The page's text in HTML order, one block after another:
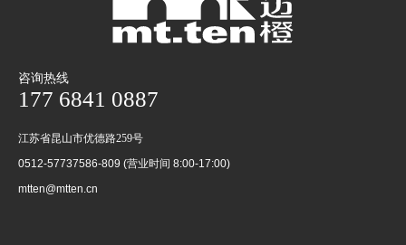
咨询热线
177 6841 0887
江苏省昆山市优德路259号
0512-57737586-809 (营业时间 8:00-17:00)
mtten@mtten.cn